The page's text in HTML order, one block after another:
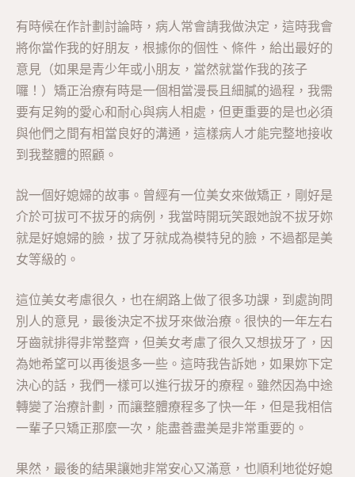
有時候在作計劃討論時，病人常會請我做決定，這時我會
將你當作我的好朋友，根據你的個性、條件，給出最好的
意見（如果是青少年或小朋友，當然就當作我的孩子
囉！）矯正治療有時是一個相當漫長且細膩的過程，我需
要有足夠的愛心和耐心與病人相處，但更重要的是也必須
與他們之間有相當良好的溝通，這樣病人才能完整地接收
到我整體的照顧。
說一個好媳婦的故事。曾經有一位美女來做矯正，剛好是
介於可拔可不拔牙的病例，我當時開玩笑跟她說不拔牙妳
就是好媳婦的臉，拔了牙就成為模特兒的臉，不過都是美
女等級的。
這位美女考慮很久，也在網路上做了很多功課，到處詢問
別人的意見，最後決定不拔牙來做治療。很快的一年左右
牙齒就排得非常整齊，但美女考慮了很久又想拔牙了，因
為她希望可以再後退多一些。這時我告訴她，如果妳下定
決心的話，我們一樣可以進行拔牙的療程。雖然因為中途
轉變了治療計劃，而讓整體療程多了快一年，但是我相信
一輩子只矯正那麼一次，能盡善盡美是非常重要的。
果然，最後的結果讓她非常安心又滿意，也順利地從好媳